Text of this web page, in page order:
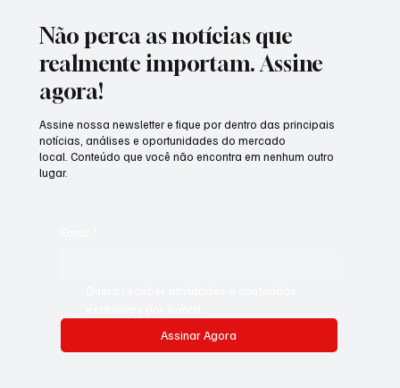
Não perca as notícias que
realmente importam. Assine
agora!
Assinar Agora
Assine nossa newsletter e fique por dentro das principais
notícias, análises e oportunidades do mercado
local. Conteúdo que você não encontra em nenhum outro
lugar.